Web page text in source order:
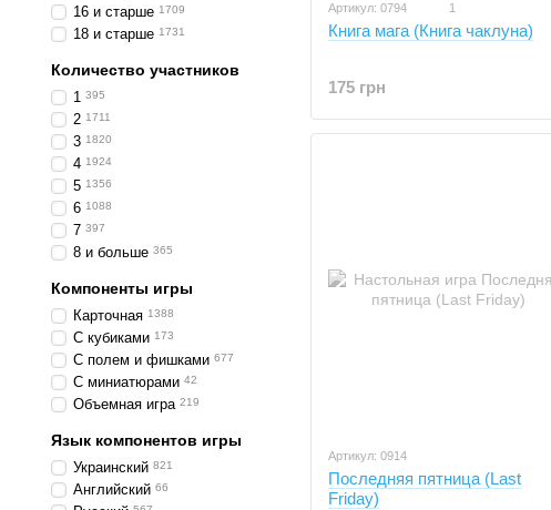
Артикул: 0794 1
Книга мага (Книга чаклуна)
175 грн
Артикул: 0914
Последняя пятница (Last
Friday)
16 и старше 1709
18 и старше 1731
Количество участников
1 395
2 1711
3 1820
4 1924
5 1356
6 1088
7 397
8 и больше 365
Компоненты игры
Карточная 1388
С кубиками 173
С полем и фишками 677
С миниатюрами 42
Объемная игра 219
Язык компонентов игры
Украинский 821
Английский 66